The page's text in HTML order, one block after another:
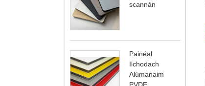
scannán
Painéal
Ilchodach
Alúmanaim